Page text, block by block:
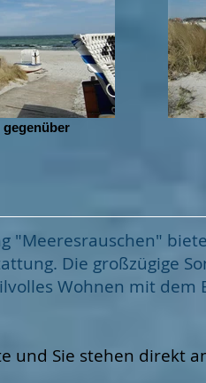
"Meeresrauschen"
Die großzügige
Wohnen mit dem
und Sie stehen direkt